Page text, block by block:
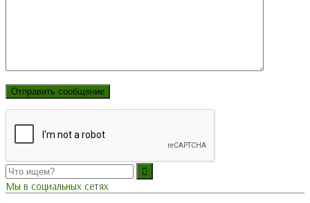
Мы в социальных сетях